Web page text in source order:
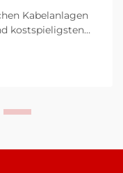
Kabelanlagen
kostspieligsten
sehen.
und letztlich zum